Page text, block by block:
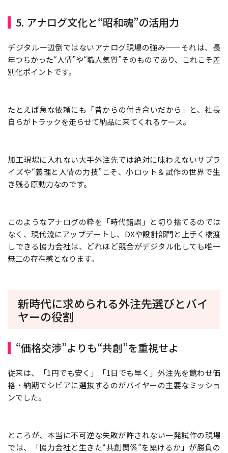
5. アナログ文化と“昭和魂”の活用力
デジタル一辺倒ではないアナログ現場の強み——それは、長
年つちかった“人情”や“職人気質”そのものであり、これこそ差
別化ポイントです。
たとえば急な依頼にも「昔からの付き合いだから」と、社長
自らがトラックを走らせて納品に来てくれるケース。
加工現場に入れない大手外注先では絶対に味わえないサプラ
イズや“義理と人情の力技”こそ、小ロット＆試作の世界で生
き残る原動力なのです。
このようなアナログの粋を「時代錯誤」と切り捨てるのでは
なく、現代流にアップデートし、DXや設計部門と上手く橋渡
しできる協力会社は、どれほど競合がデジタル化しても唯一
無二の存在感となります。
新時代に求められる外注先選びとバイ
ヤーの役割
“価格交渉”よりも“共創”を重視せよ
従来は、「1円でも安く」「1日でも早く」外注先を競わせ価
格・納期でシビアに選抜するのがバイヤーの主要なミッショ
ンでした。
ところが、本当に不可逆な失敗が許されない一発試作の現場
では、「協力会社と生きた“共創関係”を築けるか」が勝負の